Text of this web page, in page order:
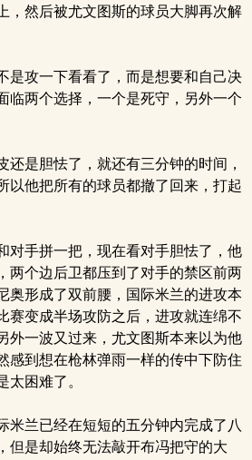
，然后被尤文图斯的球员大脚再次解
攻一下看看了，而是想要和自己决
临两个选择，一个是死守，另外一个
是胆怯了，就还有三分钟的时间，
以他把所有的球员都撤了回来，打起
手拼一把，现在看对手胆怯了，他
两个边后卫都压到了对手的禁区前两
奥形成了双前腰，国际米兰的进攻本
赛变成半场攻防之后，进攻就连绵不
外一波又过来，尤文图斯本来以为他
感到想在枪林弹雨一样的传中下防住
太困难了。
兰已经在短短的五分钟内完成了八
但是却始终无法敲开布冯把守的大